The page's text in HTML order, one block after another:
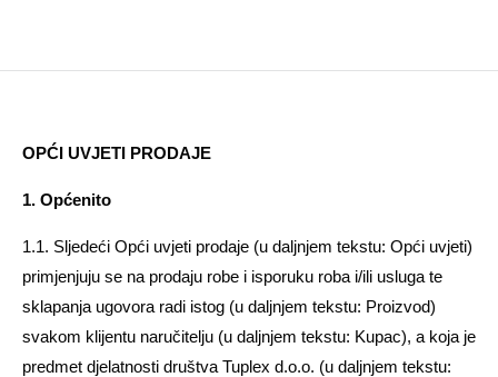
OPĆI UVJETI PRODAJE
1. Općenito
1.1. Sljedeći Opći uvjeti prodaje (u daljnjem tekstu: Opći uvjeti)
primjenjuju se na prodaju robe i isporuku roba i/ili usluga te
sklapanja ugovora radi istog (u daljnjem tekstu: Proizvod)
svakom klijentu naručitelju (u daljnjem tekstu: Kupac), a koja je
predmet djelatnosti društva Tuplex d.o.o. (u daljnjem tekstu: